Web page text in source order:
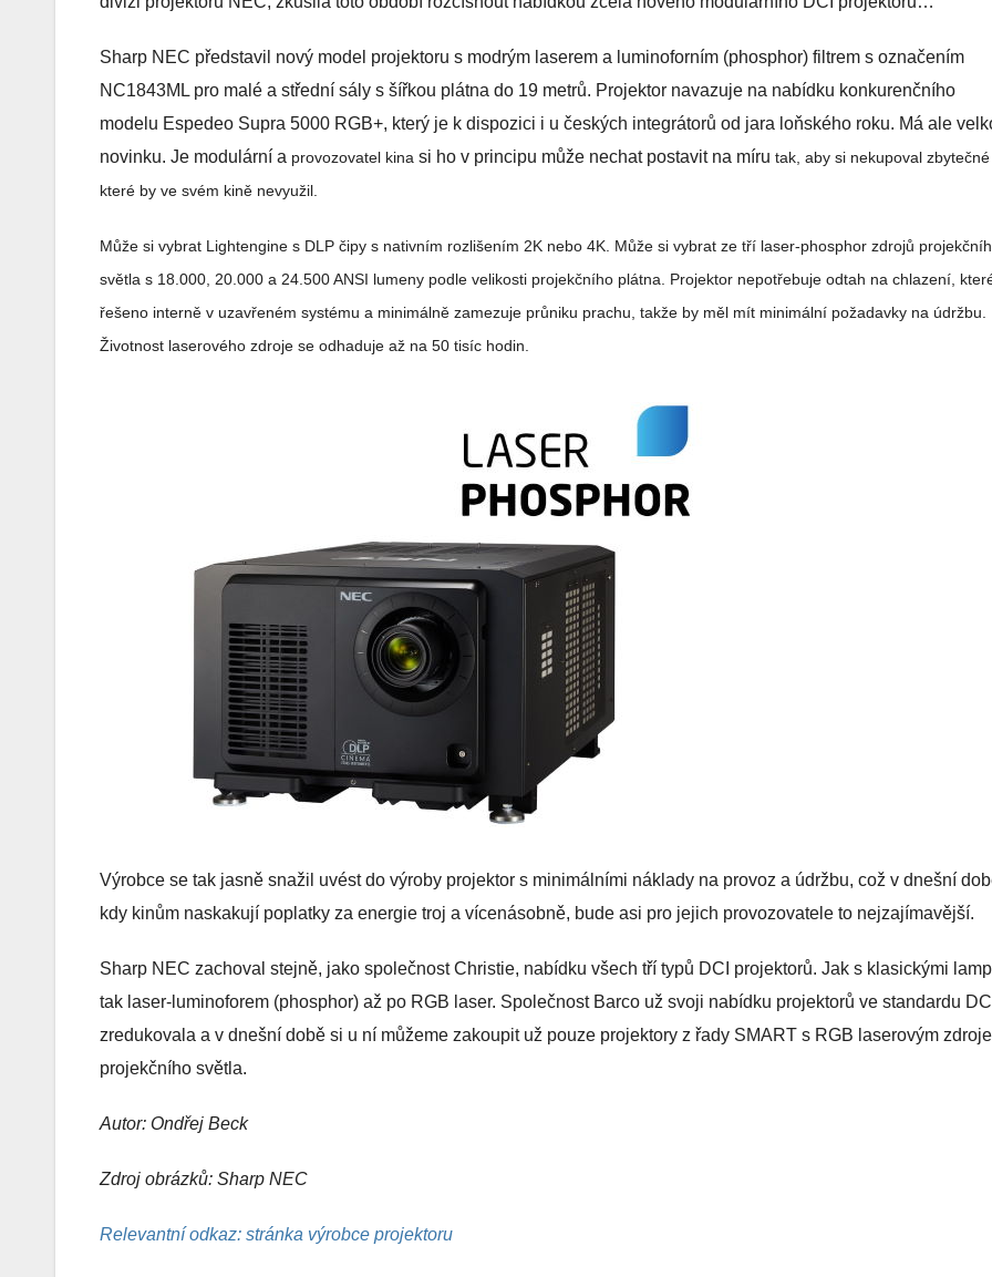
Sharp NEC představil nový model projektoru s modrým laserem a luminoforním (phosphor) filtrem s označením
NC1843ML pro malé a střední sály s šířkou plátna do 19 metrů. Projektor navazuje na nabídku konkurenčního
modelu Espedeo Supra 5000 RGB+, který je k dispozici i u českých integrátorů od jara loňského roku. Má ale
novinku. Je modulární a provozovatel kina si ho v principu může nechat postavit na míru tak, aby si nekupoval
které by ve svém kině nevyužil.
Může si vybrat Lightengine s DLP čipy s nativním rozlišením 2K nebo 4K. Může si vybrat ze tří laser-phosphor zdrojů
světla s 18.000, 20.000 a 24.500 ANSI lumeny podle velikosti projekčního plátna. Projektor nepotřebuje odtah na chlazení,
řešeno interně v uzavřeném systému a minimálně zamezuje průniku prachu, takže by měl mít minimální požadavky na údržbu.
Životnost laserového zdroje se odhaduje až na 50 tisíc hodin.
Výrobce se tak jasně snažil uvést do výroby projektor s minimálními náklady na provoz a údržbu, což v dnešní
kdy kinům naskakují poplatky za energie troj a vícenásobně, bude asi pro jejich provozovatele to nejzajímavější.
Sharp NEC zachoval stejně, jako společnost Christie, nabídku všech tří typů DCI projektorů. Jak s klasickými
tak laser-luminoforem (phosphor) až po RGB laser. Společnost Barco už svoji nabídku projektorů ve standardu
zredukovala a v dnešní době si u ní můžeme zakoupit už pouze projektory z řady SMART s RGB laserovým
projekčního světla.
Autor: Ondřej Beck
Zdroj obrázků: Sharp NEC
Relevantní odkaz: stránka výrobce projektoru